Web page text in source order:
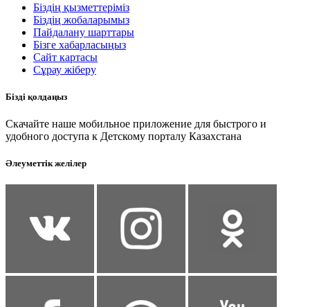
Біздің қызметтеріміз
Біздің жобаларымыз
Пайдалану шарттары
Бізге хабарласыңыз
Сайт картасы
Сұрау жіберу
Бізді қолдаңыз
Скачайте наше мобильное приложение для быстрого и
удобного доступа к Детскому порталу Казахстана
Әлеуметтік желілер